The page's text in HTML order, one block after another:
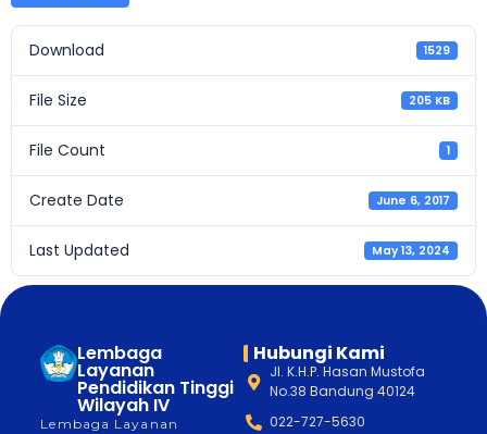
Download 1529
File Size 205 KB
File Count 1
Create Date June 6, 2017
Last Updated May 13, 2024
Lembaga
Layanan
Pendidikan Tinggi
Wilayah IV
Lembaga Layanan
Hubungi Kami
Jl. K.H.P. Hasan Mustofa
No.38 Bandung 40124
022-727-5630